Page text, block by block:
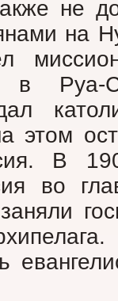
не
на
Руа-
этом
В
во